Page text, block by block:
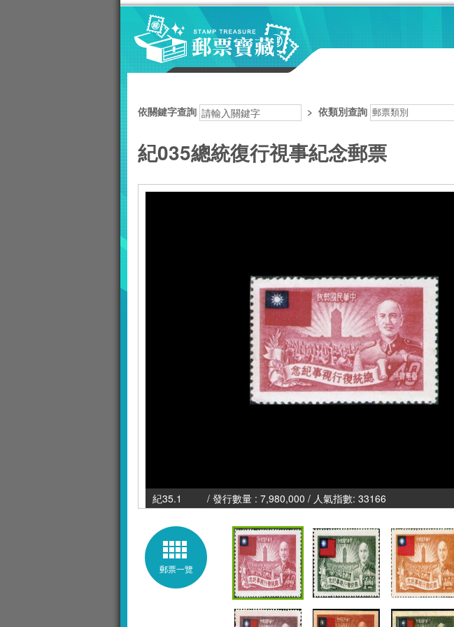
依關鍵字查詢 > 依類別查詢
紀035總統復行視事紀念郵票
紀35.1 / 發行數量 : 7,980,000 / 人氣指數: 33166
郵票一覽